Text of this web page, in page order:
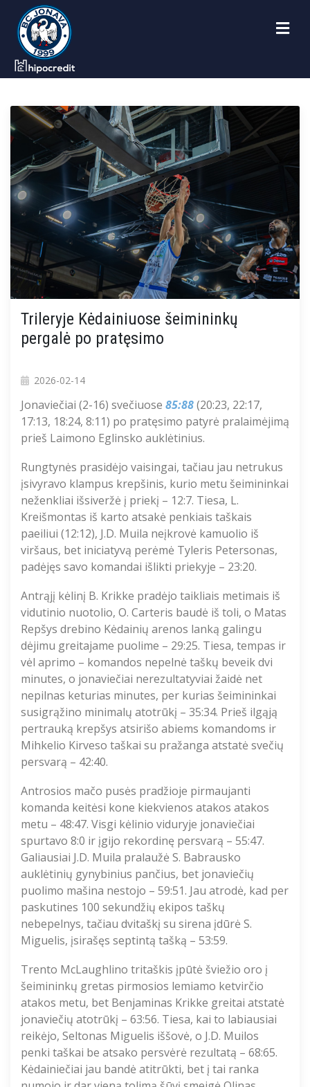
Trileryje Kėdainiuose šeimininkų
pergalė po pratęsimo
2026-02-14
Jonaviečiai (2-16) svečiuose 85:88(20:23, 22:17,
17:13, 18:24, 8:11) po pratęsimo patyrė pralaimėjimą
prieš Laimono Eglinsko auklėtinius.
Rungtynės prasidėjo vaisingai, tačiau jau netrukus
įsivyravo klampus krepšinis, kurio metu šeimininkai
neženkliai išsiveržė į priekį – 12:7. Tiesa, L.
Kreišmontas iš karto atsakė penkiais taškais
paeiliui (12:12), J.D. Muila neįkrovė kamuolio iš
viršaus, bet iniciatyvą perėmė Tyleris Petersonas,
padėjęs savo komandai išlikti priekyje – 23:20.
Antrąjį kėlinį B. Krikke pradėjo taikliais metimais iš
vidutinio nuotolio, O. Carteris baudė iš toli, o Matas
Repšys drebino Kėdainių arenos lanką galingu
dėjimu greitajame puolime – 29:25. Tiesa, tempas ir
vėl aprimo – komandos nepelnė taškų beveik dvi
minutes, o jonaviečiai nerezultatyviai žaidė net
nepilnas keturias minutes, per kurias šeimininkai
susigrąžino minimalų atotrūkį – 35:34. Prieš ilgąją
pertrauką krepšys atsirišo abiems komandoms ir
Mihkelio Kirveso taškai su pražanga atstatė svečių
persvarą – 42:40.
Antrosios mačo pusės pradžioje pirmaujanti
komanda keitėsi kone kiekvienos atakos atakos
metu – 48:47. Visgi kėlinio viduryje jonaviečiai
spurtavo 8:0 ir įgijo rekordinę persvarą – 55:47.
Galiausiai J.D. Muila pralaužė S. Babrausko
auklėtinių gynybinius pančius, bet jonaviečių
puolimo mašina nestojo – 59:51. Jau atrodė, kad per
paskutines 100 sekundžių ekipos taškų
nebepelnys, tačiau dvitaškį su sirena įdūrė S.
Miguelis, įsirašęs septintą tašką – 53:59.
Trento McLaughlino tritaškis įpūtė šviežio oro į
šeimininkų gretas pirmosios lemiamo ketvirčio
atakos metu, bet Benjaminas Krikke greitai atstatė
jonaviečių atotrūkį – 63:56. Tiesa, kai to labiausiai
reikėjo, Seltonas Miguelis iššovė, o J.D. Muilos
penki taškai be atsako persvėrė rezultatą – 68:65.
Kėdainiečiai jau bandė atitrūkti, bet į tai ranka